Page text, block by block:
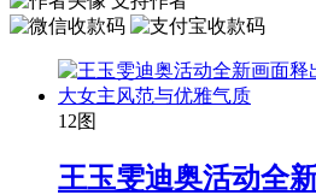
12图
王玉雯迪奥活动全